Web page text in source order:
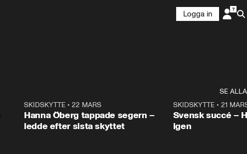
Logga in
SE ALLA
SKIDSKYTTE• 22 MARS
Hanna Öberg tappade segern –
ledde efter sista skyttet
SKIDSKYTTE• 21
Svensk succé –
igen